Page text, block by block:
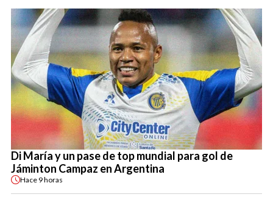
Di María y un pase de top mundial para gol de
Jáminton Campaz en Argentina
Hace 9 horas